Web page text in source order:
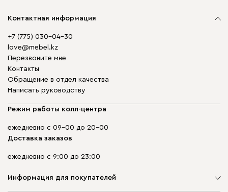
Контактная информация
+7 (775) 030-04-30
love@mebel.kz
Перезвоните мне
Контакты
Обращение в отдел качества
Написать руководству
Режим работы колл-центра
ежедневно с 09-00 до 20-00
Доставка заказов
ежедневно с 9:00 до 23:00
Информация для покупателей